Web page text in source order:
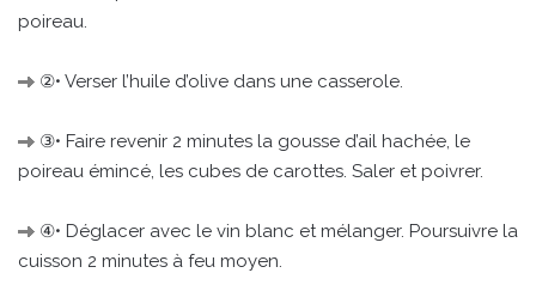
poireau.
②• Verser l’huile d’olive dans une casserole.
③• Faire revenir 2 minutes la gousse d’ail hachée, le
poireau émincé, les cubes de carottes. Saler et poivrer.
④• Déglacer avec le vin blanc et mélanger. Poursuivre la
cuisson 2 minutes à feu moyen.